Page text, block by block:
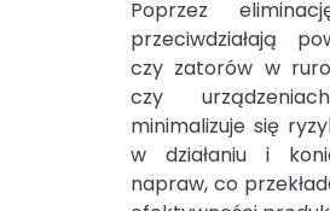
Poprzez
przeciwdziałają
czy zatorów w
czy
minimalizuje się
w działaniu i
napraw, co